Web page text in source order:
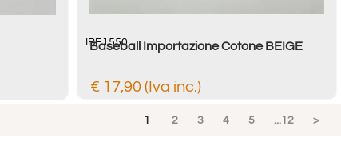
IBE1550
Baseball Importazione Cotone BEIGE
€ 17,90 (Iva inc.)
1 2 3 4 5 ...12 >